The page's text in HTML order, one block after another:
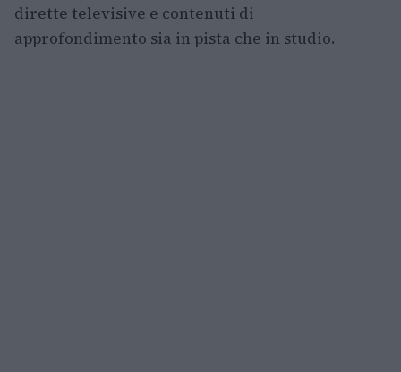
dirette televisive e contenuti di
approfondimento sia in pista che in studio.